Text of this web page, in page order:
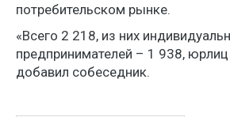
потребительском рынке.
«Всего 2 218, из них
предпринимателей – 1 938,
добавил собеседник.